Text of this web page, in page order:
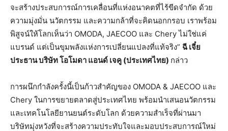
จะสร้างประสบการณ์การเคลื่อนที่แห่งอนาคตที่ไร้ขีดจำกัด ด้วย
ความมุ่งมั่น นวัตกรรม และความกล้าที่จะคิดนอกกรอบ เราพร้อม
พิสูจน์ให้โลกเห็นว่า OMODA, JAECOO และ Chery ไม่ใช่แค่
แบรนด์ แต่เป็นขุมพลังแห่งการเปลี่ยนแปลงที่แท้จริง” ฉี เจี๋ย
ประธานบริษัทโอโมดา แอนด์ เจคู (ประเทศไทย) กล่าว
การผนึกกำลังครั้งนี้เป็นก้าวสำคัญของ OMODA & JAECOO และ
Chery ในการขยายตลาดสู่ประเทศไทย พร้อมนำเสนอนวัตกรรม
และเทคโนโลยียานยนต์ระดับโลก ด้วยความสำเร็จที่ผ่านมา
บริษัทมุ่งหวังที่จะสร้างความประทับใจและมอบประสบการณ์ใหม่